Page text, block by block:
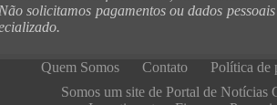
solicitamos pagamentos ou dados
Quem Somos Contato Política de
Somos um site de Portal de